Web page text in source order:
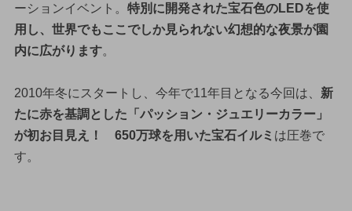
ーションイベント。 特別に開発された宝石色のLEDを使
用し、世界でもここでしか見られない幻想的な夜景が園
内に広がります。
2010年冬にスタートし、今年で11年目となる今回は、 新
たに赤を基調とした「パッション・ジュエリーカラー」
が初お目見え！ 650万球を用いた宝石イルミ は圧巻で
す。